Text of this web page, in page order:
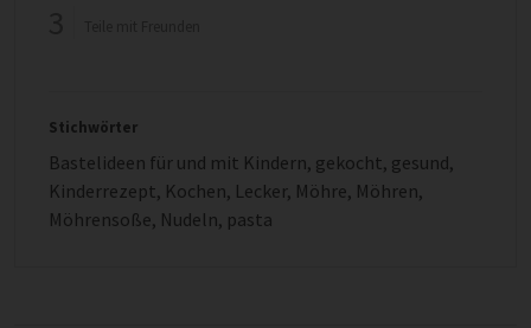
Stichwörter
Bastelideen für und mit Kindern, gekocht, gesund,
Kinderrezept, Kochen, Lecker, Möhre, Möhren,
Möhrensoße, Nudeln, pasta